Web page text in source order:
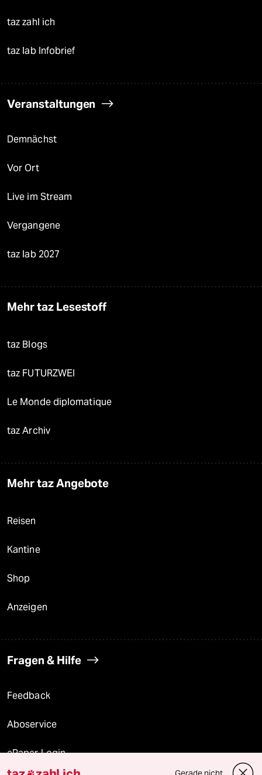
taz zahl ich
taz lab Infobrief
Veranstaltungen
Demnächst
Vor Ort
Live im Stream
Vergangene
taz lab 2027
Mehr taz Lesestoff
taz Blogs
taz FUTURZWEI
Le Monde diplomatique
taz Archiv
Mehr taz Angebote
Reisen
Kantine
Shop
Anzeigen
Fragen & Hilfe
Feedback
Aboservice
ePaper Login